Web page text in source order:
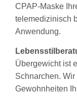
CPAP-Maske
telemedizinisch
Anwendung.
Übergewicht ist
Schnarchen.
Gewohnheiten